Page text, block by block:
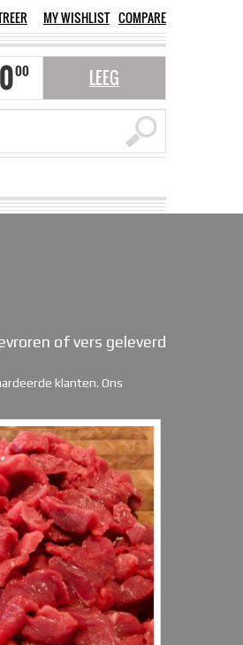
MY WISHLIST COMPARE
000 LEEG
of vers geleverd
klanten. Ons